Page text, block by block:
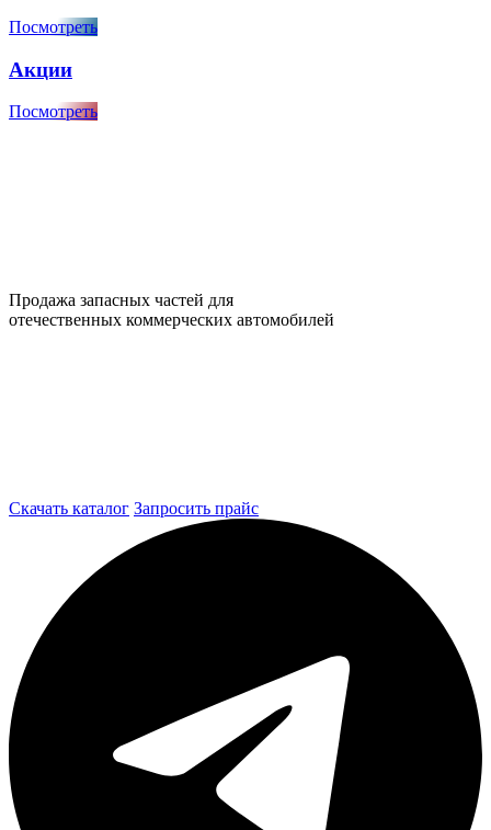
Посмотреть
Акции
Посмотреть
Продажа запасных частей для
отечественных коммерческих автомобилей
Скачать каталог Запросить прайс